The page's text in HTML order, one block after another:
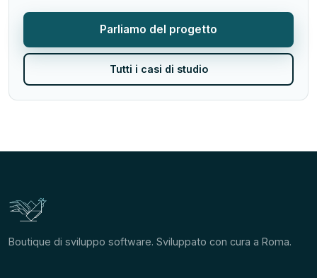
Parliamo del progetto
Tutti i casi di studio
Boutique di sviluppo software. Sviluppato con cura a Roma.